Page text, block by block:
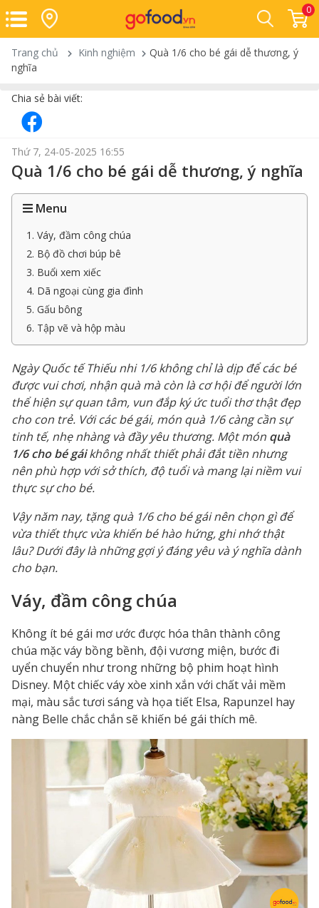
0
Trang chủ Kinh nghiệm
Quà 1/6 cho bé gái dễ thương, ý
nghĩa
Chia sẻ bài viết:
Thứ 7, 24-05-2025 16:55
Quà 1/6 cho bé gái dễ thương, ý nghĩa
Menu
1. Váy, đầm công chúa
2. Bộ đồ chơi búp bê
3. Buổi xem xiếc
4. Dã ngoại cùng gia đình
5. Gấu bông
6. Tập vẽ và hộp màu
Ngày Quốc tế Thiếu nhi 1/6 không chỉ là dịp để các bé
được vui chơi, nhận quà mà còn là cơ hội để người lớn
thể hiện sự quan tâm, vun đắp ký ức tuổi thơ thật đẹp
cho con trẻ. Với các bé gái, món quà 1/6 càng cần sự
tinh tế, nhẹ nhàng và đầy yêu thương. Một món quà
1/6 cho bé gáikhông nhất thiết phải đắt tiền nhưng
nên phù hợp với sở thích, độ tuổi và mang lại niềm vui
thực sự cho bé.
Vậy năm nay, tặng quà 1/6 cho bé gái nên chọn gì để
vừa thiết thực vừa khiến bé hào hứng, ghi nhớ thật
lâu? Dưới đây là những gợi ý đáng yêu và ý nghĩa dành
cho bạn.
Váy, đầm công chúa
Không ít bé gái mơ ước được hóa thân thành công
chúa mặc váy bồng bềnh, đội vương miện, bước đi
uyển chuyển như trong những bộ phim hoạt hình
Disney. Một chiếc váy xòe xinh xắn với chất vải mềm
mại, màu sắc tươi sáng và họa tiết Elsa, Rapunzel hay
nàng Belle chắc chắn sẽ khiến bé gái thích mê.